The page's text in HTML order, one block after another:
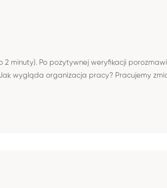
minuty). Po pozytywnej weryfikacji
wygląda organizacja pracy? Pracujemy